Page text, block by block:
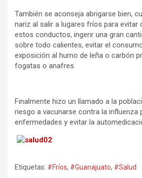
También se aconseja abrigarse bien,
nariz al salir a lugares fríos para evitar
estos conductos, ingerir una gran
sobre todo calientes, evitar el
exposición al humo de leña o carbón
fogatas o anafres.
Finalmente hizo un llamado a la
riesgo a vacunarse contra la influenza
enfermedades y evitar la
Etiquetas: #Fríos, #Guanajuato, #Salud